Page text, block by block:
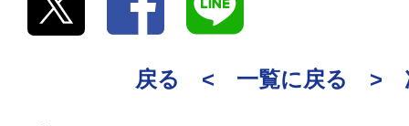
戻る < 一覧に戻る >